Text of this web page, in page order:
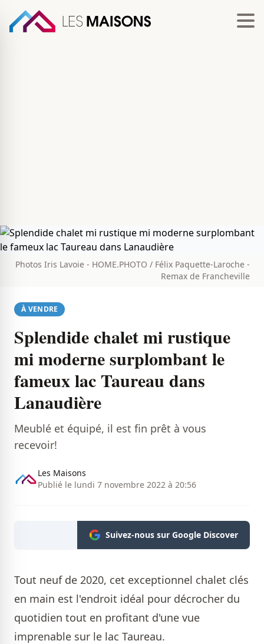
Photos Iris Lavoie - HOME.PHOTO / Félix Paquette-Laroche -
Remax de Francheville
À VENDRE
Splendide chalet mi rustique
mi moderne surplombant le
fameux lac Taureau dans
Lanaudière
Meublé et équipé, il est fin prêt à vous
recevoir!
Les Maisons
Publié le lundi 7 novembre 2022 à 20:56
Suivez-nous sur Google Discover
Tout neuf de 2020, cet exceptionnel chalet clés
en main est l'endroit idéal pour décrocher du
quotidien tout en profitant d'une vue
imprenable sur le lac Taureau.